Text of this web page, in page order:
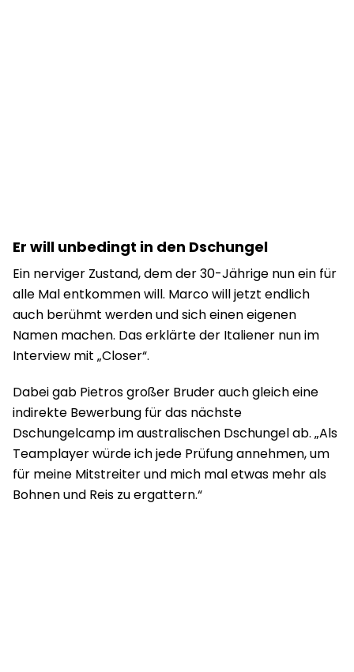
Er will unbedingt in den Dschungel
Ein nerviger Zustand, dem der 30-Jährige nun ein für
alle Mal entkommen will. Marco will jetzt endlich
auch berühmt werden und sich einen eigenen
Namen machen. Das erklärte der Italiener nun im
Interview mit „Closer“.
Dabei gab Pietros großer Bruder auch gleich eine
indirekte Bewerbung für das nächste
Dschungelcamp im australischen Dschungel ab. „Als
Teamplayer würde ich jede Prüfung annehmen, um
für meine Mitstreiter und mich mal etwas mehr als
Bohnen und Reis zu ergattern.“